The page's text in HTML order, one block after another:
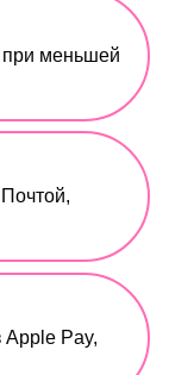
при меньшей
Apple Pay,